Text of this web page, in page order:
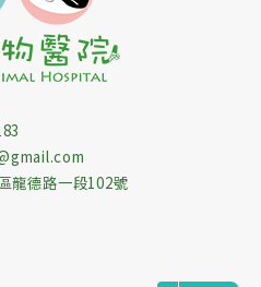
龍德路一段102號